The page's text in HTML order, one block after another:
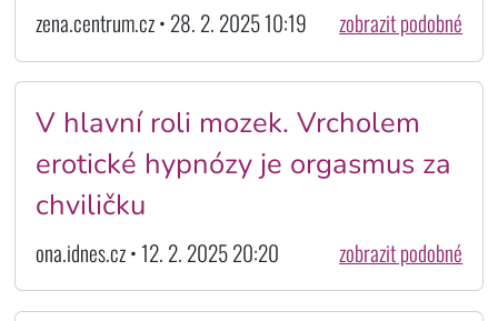
zena.centrum.cz • 28. 2. 2025 10:19 zobrazit podobné
V hlavní roli mozek. Vrcholem
erotické hypnózy je orgasmus za
chviličku
ona.idnes.cz • 12. 2. 2025 20:20 zobrazit podobné